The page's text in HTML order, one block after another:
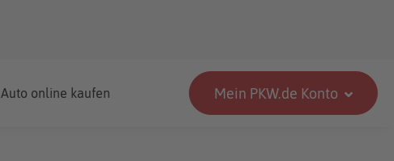
Auto online kaufen Mein PKW.de Konto